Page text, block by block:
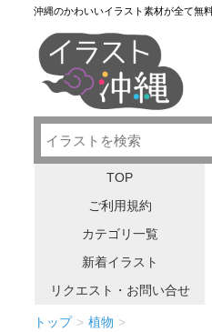
沖縄のかわいいイラスト素材が全て無
TOP
ご利用規約
カテゴリ一覧
新着イラスト
リクエスト・お問い合せ
トップ > 植物 >